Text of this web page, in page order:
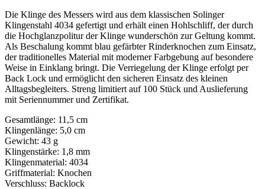
Die Klinge des Messers wird aus dem klassischen Solinger
Klingenstahl 4034 gefertigt und erhält einen Hohlschliff, der durch
die Hochglanzpolitur der Klinge wunderschön zur Geltung kommt.
Als Beschalung kommt blau gefärbter Rinderknochen zum Einsatz,
der traditionelles Material mit moderner Farbgebung auf besondere
Weise in Einklang bringt. Die Verriegelung der Klinge erfolgt per
Back Lock und ermöglicht den sicheren Einsatz des kleinen
Alltagsbegleiters. Streng limitiert auf 100 Stück und Auslieferung
mit Seriennummer und Zertifikat.
Gesamtlänge: 11,5 cm
Klingenlänge: 5,0 cm
Gewicht: 43 g
Klingenstärke: 1,8 mm
Klingenmaterial: 4034
Griffmaterial: Knochen
Verschluss: Backlock